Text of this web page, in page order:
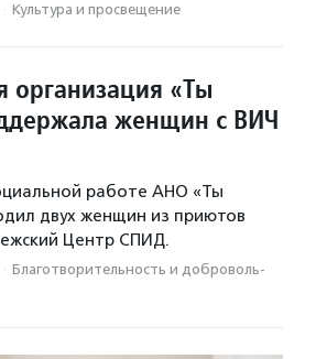
· Культура и просвещение
организация «Ты
женщин с ВИЧ
работе АНО «Ты
двух женщин из приютов
Центр СПИД.
· Благотвори­тель­ность и доброволь­